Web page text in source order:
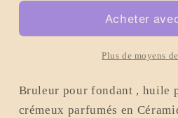
Bambou
en
Bambou
et
Plus de moyens
Bruleur pour fondant , huile
crémeux parfumés en